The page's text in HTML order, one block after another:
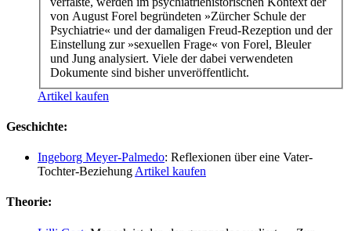
von August Forel begründeten »Zürcher Schule der
Psychiatrie« und der damaligen Freud-Rezeption und der
Einstellung zur »sexuellen Frage« von Forel, Bleuler
und Jung analysiert. Viele der dabei verwendeten
Dokumente sind bisher unveröffentlicht.
Artikel kaufen
Geschichte:
Ingeborg Meyer-Palmedo: Reflexionen über eine Vater-
Tochter-Beziehung Artikel kaufen
Theorie: